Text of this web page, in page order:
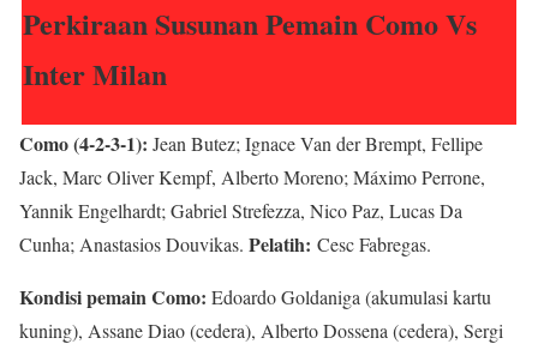
Perkiraan Susunan Pemain Como Vs
Inter Milan
Como (4-2-3-1): Jean Butez; Ignace Van der Brempt, Fellipe
Jack, Marc Oliver Kempf, Alberto Moreno; Máximo Perrone,
Yannik Engelhardt; Gabriel Strefezza, Nico Paz, Lucas Da
Cunha; Anastasios Douvikas. Pelatih: Cesc Fabregas.
Kondisi pemain Como: Edoardo Goldaniga (akumulasi kartu
kuning), Assane Diao (cedera), Alberto Dossena (cedera), Sergi